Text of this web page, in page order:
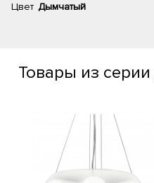
Цвет Дымчатый
Товары из серии